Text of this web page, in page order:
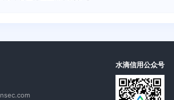
水滴信用公众号